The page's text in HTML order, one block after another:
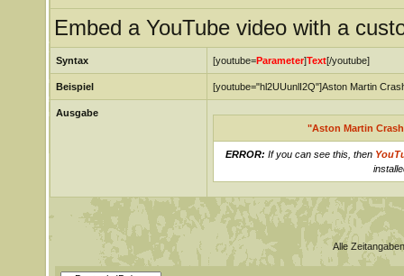
Embed a YouTube video with a
Syntax [youtube=Parameter]Text[/youtube]
Beispiel [youtube="hl2UUunlI2Q"]Aston Martin
Ausgabe
"Aston Martin
ERROR: If you can see this, then
Alle